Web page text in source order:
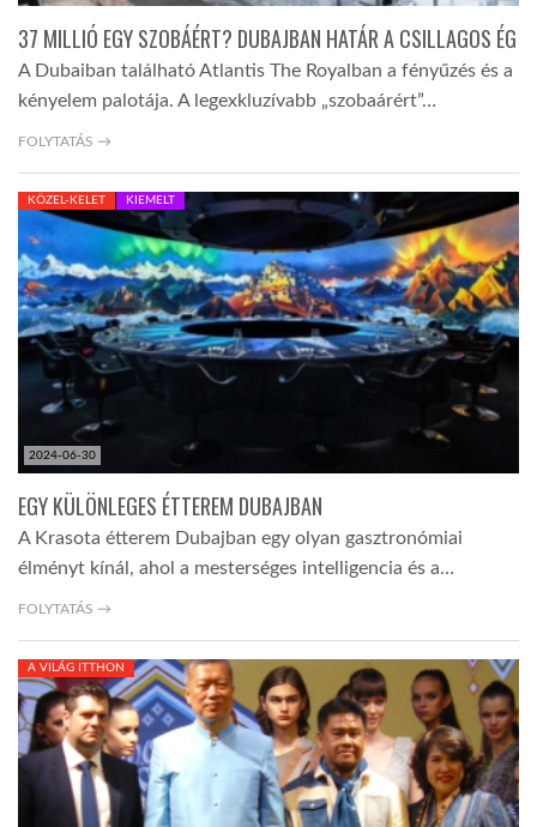
37 MILLIÓ EGY SZOBÁÉRT? DUBAJBAN HATÁR A CSILLAGOS ÉG
A Dubaiban található Atlantis The Royalban a fényűzés és a
kényelem palotája. A legexkluzívabb „szobaárért”…
FOLYTATÁS →
2024-06-30
KÖZEL-KELET KIEMELT
EGY KÜLÖNLEGES ÉTTEREM DUBAJBAN
A Krasota étterem Dubajban egy olyan gasztronómiai
élményt kínál, ahol a mesterséges intelligencia és a…
FOLYTATÁS →
A VILÁG ITTHON